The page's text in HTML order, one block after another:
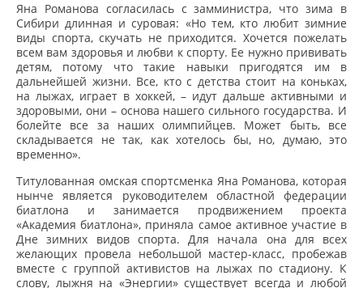
Яна Романова согласилась с замминистра, что зима в
Сибири длинная и суровая: «Но тем, кто любит зимние
виды спорта, скучать не приходится. Хочется пожелать
всем вам здоровья и любви к спорту. Ее нужно прививать
детям, потому что такие навыки пригодятся им в
дальнейшей жизни. Все, кто с детства стоит на коньках,
на лыжах, играет в хоккей, – идут дальше активными и
здоровыми, они – основа нашего сильного государства. И
болейте все за наших олимпийцев. Может быть, все
складывается не так, как хотелось бы, но, думаю, это
временно».
Титулованная омская спортсменка Яна Романова, которая
нынче является руководителем областной федерации
биатлона и занимается продвижением проекта
«Академия биатлона», приняла самое активное участие в
Дне зимних видов спорта. Для начала она для всех
желающих провела небольшой мастер-класс, пробежав
вместе с группой активистов на лыжах по стадиону. К
слову, лыжня на «Энергии» существует всегда и любой